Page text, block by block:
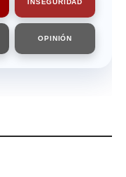
INSEGURIDAD
OPINIÓN